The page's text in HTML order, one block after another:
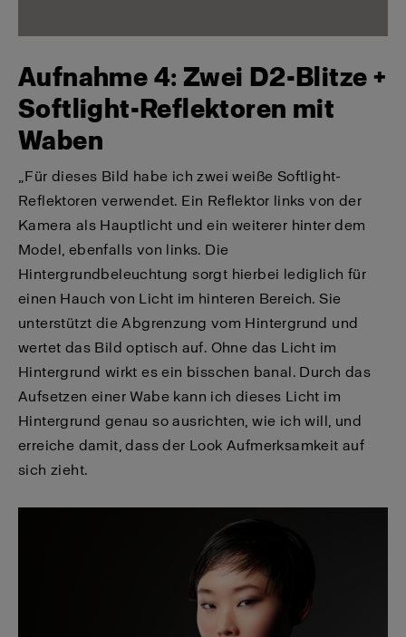
Aufnahme 4: Zwei D2-Blitze +
Softlight-Reflektoren mit
Waben
„Für dieses Bild habe ich zwei weiße Softlight-
Reflektoren verwendet. Ein Reflektor links von der
Kamera als Hauptlicht und ein weiterer hinter dem
Model, ebenfalls von links. Die
Hintergrundbeleuchtung sorgt hierbei lediglich für
einen Hauch von Licht im hinteren Bereich. Sie
unterstützt die Abgrenzung vom Hintergrund und
wertet das Bild optisch auf. Ohne das Licht im
Hintergrund wirkt es ein bisschen banal. Durch das
Aufsetzen einer Wabe kann ich dieses Licht im
Hintergrund genau so ausrichten, wie ich will, und
erreiche damit, dass der Look Aufmerksamkeit auf
sich zieht.